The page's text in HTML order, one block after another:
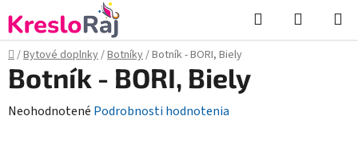
na
obsah
Hľadať
KOŠÍK
Domov
/Bytové doplnky/Botníky/Botník - BORI, Biely
Botník - BORI, Biely
Priemerné
Neohodnotené Podrobnosti hodnotenia